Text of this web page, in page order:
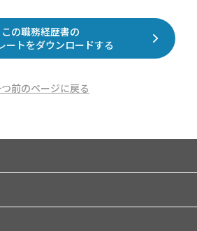
この職務経歴書の
ートをダウンロードする
前のページに戻る